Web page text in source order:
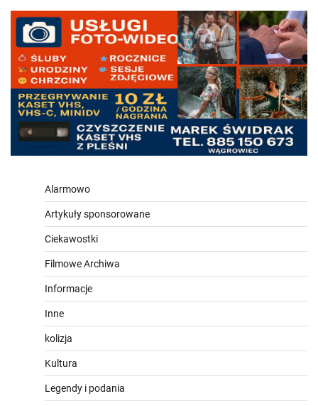
Alarmowo
Artykuły sponsorowane
Ciekawostki
Filmowe Archiwa
Informacje
Inne
kolizja
Kultura
Legendy i podania